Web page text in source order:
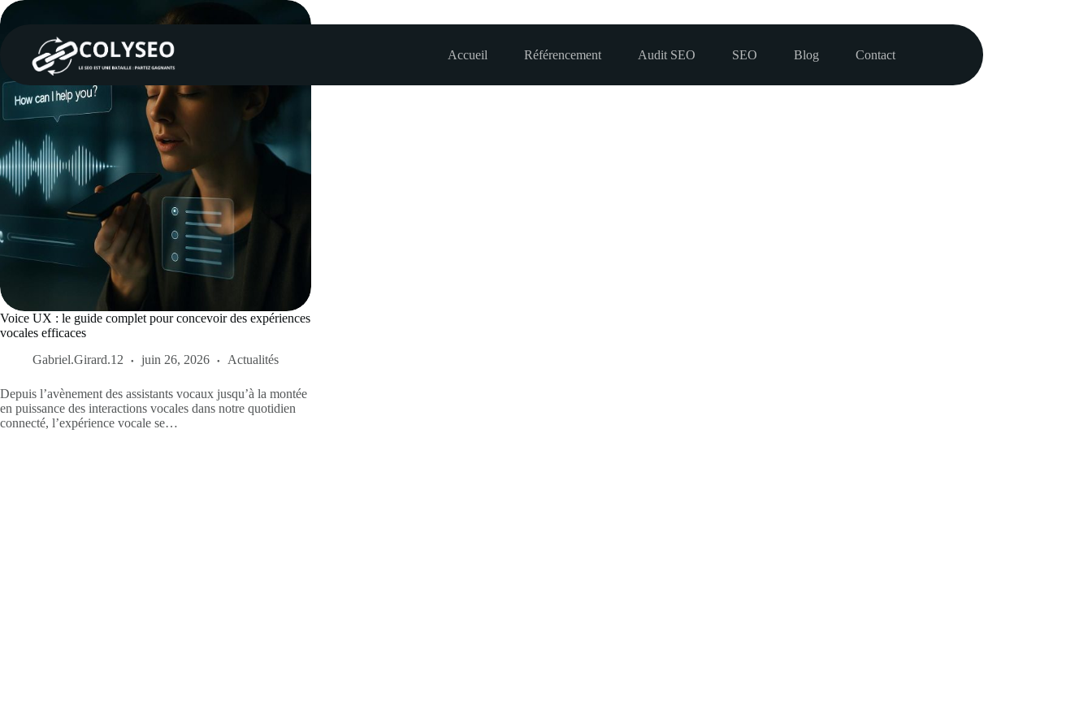
Passer
au
Accueil
Référencement Audit SEO SEO Blog Contact
Voice UX : le guide complet pour concevoir des expériences
vocales efficaces
Gabriel.Girard.12
juin 26, 2026 Actualités
Depuis l’avènement des assistants vocaux jusqu’à la montée
en puissance des interactions vocales dans notre quotidien
connecté, l’expérience vocale se…